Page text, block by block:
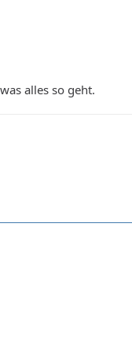
alles so geht.